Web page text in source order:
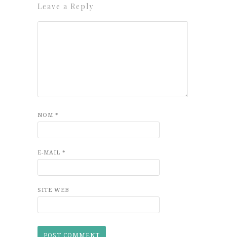
Leave a Reply
NOM *
E-MAIL *
SITE WEB